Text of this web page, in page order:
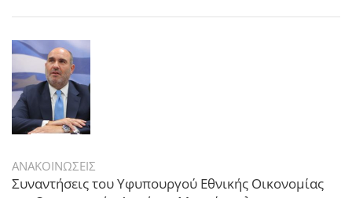
ΑΝΑΚΟΙΝΩΣΕΙΣ
Συναντήσεις του Υφυπουργού Εθνικής Οικονομίας